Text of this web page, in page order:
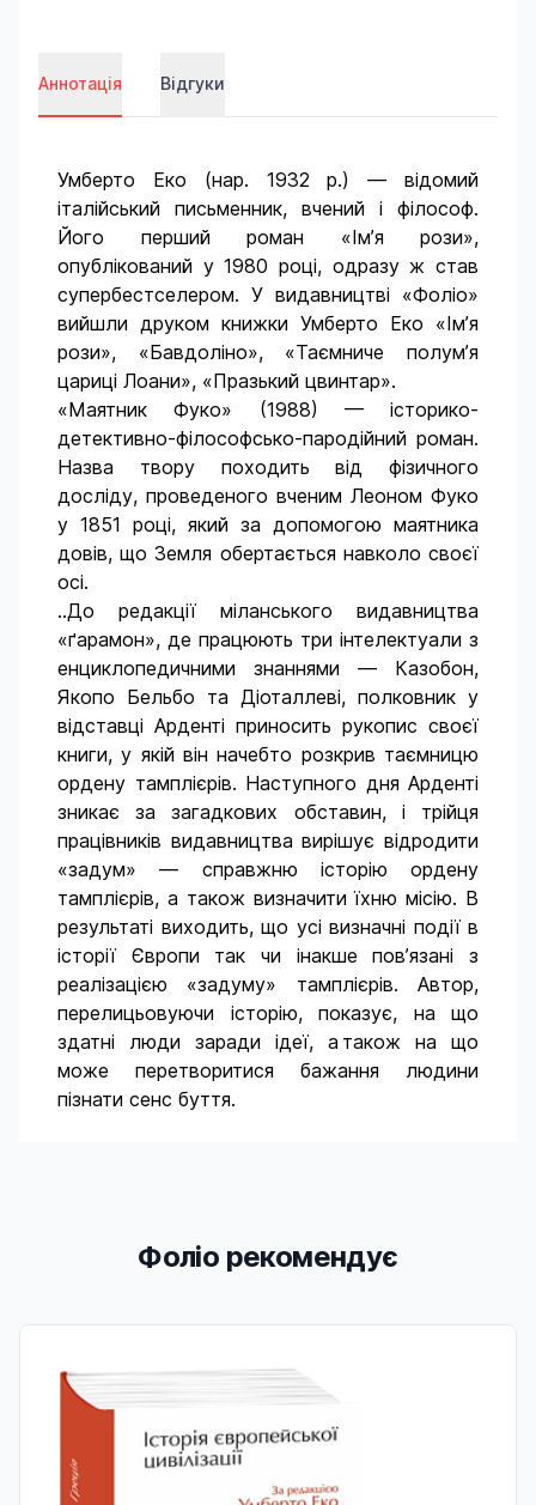
Аннотація Відгуки
Умберто Еко (нар. 1932 р.) — відомий
італійський письменник, вчений і філософ.
Його перший роман «Ім’я рози»,
опублікований у 1980 році, одразу ж став
супербестселером. У видавництві «Фоліо»
вийшли друком книжки Умберто Еко «Ім’я
рози», «Бавдоліно», «Таємниче полум’я
цариці Лоани», «Празький цвинтар».
«Маятник Фуко» (1988) — історико-
детективно-філософсько-пародійний роман.
Назва твору походить від фізичного
досліду, проведеного вченим Леоном Фуко
у 1851 році, який за допомогою маятника
довів, що Земля обертається навколо своєї
осі.
..До редакції міланського видавництва
«ґарамон», де працюють три інтелектуали з
енциклопедичними знаннями — Казобон,
Якопо Бельбо та Діоталлеві, полковник у
відставці Арденті приносить рукопис своєї
книги, у якій він начебто розкрив таємницю
ордену тамплієрів. Наступного дня Арденті
зникає за загадкових обставин, і трійця
працівників видавництва вирішує відродити
«задум» — справжню історію ордену
тамплієрів, а також визначити їхню місію. В
результаті виходить, що усі визначні події в
історії Європи так чи інакше пов’язані з
реалізацією «задуму» тамплієрів. Автор,
перелицьовуючи історію, показує, на що
здатні люди заради ідеї, а також на що
може перетворитися бажання людини
пізнати сенс буття.
Фоліо рекомендує